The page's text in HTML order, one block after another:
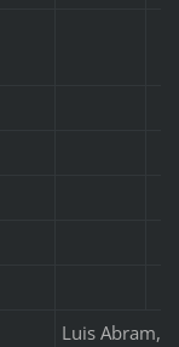
Luis Abram,